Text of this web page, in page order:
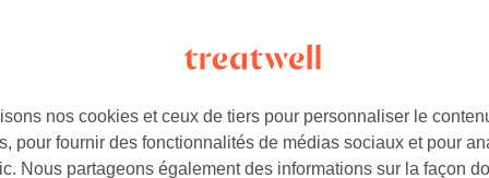
à partir de 24 €
Économisez jusqu'à 20%
nos cookies et ceux de tiers pour personnaliser le
pour fournir des fonctionnalités de médias sociaux et pour
Nous partageons également des informations sur la façon